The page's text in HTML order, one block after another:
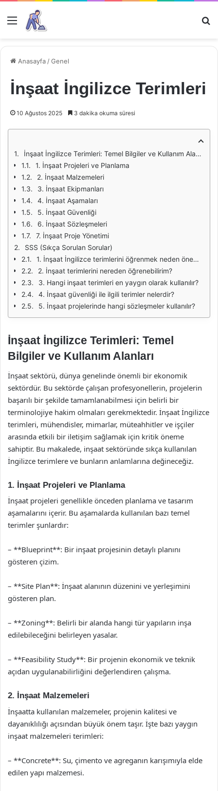
Menü
Anasayfa /Genel
İnşaat İngilizce Terimleri
10 Ağustos 2025 3 dakika okuma süresi
İnşaat İngilizce Terimleri: Temel Bilgiler ve Kullanım Alanları
1. İnşaat Projeleri ve Planlama
2. İnşaat Malzemeleri
3. İnşaat Ekipmanları
4. İnşaat Aşamaları
5. İnşaat Güvenliği
6. İnşaat Sözleşmeleri
7. İnşaat Proje Yönetimi
SSS (Sıkça Sorulan Sorular)
1. İnşaat İngilizce terimlerini öğrenmek neden önemlidir?
2. İnşaat terimlerini nereden öğrenebilirim?
3. Hangi inşaat terimleri en yaygın olarak kullanılır?
4. İnşaat güvenliği ile ilgili terimler nelerdir?
5. İnşaat projelerinde hangi sözleşmeler kullanılır?
İnşaat İngilizce Terimleri: Temel
Bilgiler ve Kullanım Alanları
İnşaat sektörü, dünya genelinde önemli bir ekonomik
sektördür. Bu sektörde çalışan profesyonellerin, projelerin
başarılı bir şekilde tamamlanabilmesi için belirli bir
terminolojiye hakim olmaları gerekmektedir. İnşaat İngilizce
terimleri, mühendisler, mimarlar, müteahhitler ve işçiler
arasında etkili bir iletişim sağlamak için kritik öneme
sahiptir. Bu makalede, inşaat sektöründe sıkça kullanılan
İngilizce terimlere ve bunların anlamlarına değineceğiz.
1. İnşaat Projeleri ve Planlama
İnşaat projeleri genellikle önceden planlama ve tasarım
aşamalarını içerir. Bu aşamalarda kullanılan bazı temel
terimler şunlardır:
– **Blueprint**: Bir inşaat projesinin detaylı planını
gösteren çizim.
– **Site Plan**: İnşaat alanının düzenini ve yerleşimini
gösteren plan.
– **Zoning**: Belirli bir alanda hangi tür yapıların inşa
edilebileceğini belirleyen yasalar.
– **Feasibility Study**: Bir projenin ekonomik ve teknik
açıdan uygulanabilirliğini değerlendiren çalışma.
2. İnşaat Malzemeleri
İnşaatta kullanılan malzemeler, projenin kalitesi ve
dayanıklılığı açısından büyük önem taşır. İşte bazı yaygın
inşaat malzemeleri terimleri:
– **Concrete**: Su, çimento ve agreganın karışımıyla elde
edilen yapı malzemesi.